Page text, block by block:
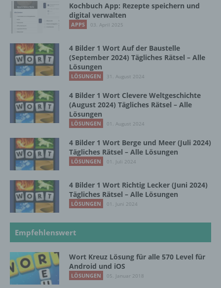
Kochbuch App: Rezepte speichern und
digital verwalten
APPS 03. April 2025
4 Bilder 1 Wort Auf der Baustelle
(September 2024) Tägliches Rätsel – Alle
Lösungen
LÖSUNGEN 31. August 2024
4 Bilder 1 Wort Clevere Weltgeschichte
(August 2024) Tägliches Rätsel – Alle
Lösungen
LÖSUNGEN 01. August 2024
4 Bilder 1 Wort Berge und Meer (Juli 2024)
Tägliches Rätsel – Alle Lösungen
LÖSUNGEN 01. Juli 2024
4 Bilder 1 Wort Richtig Lecker (Juni 2024)
Tägliches Rätsel – Alle Lösungen
LÖSUNGEN 01. Juni 2024
Empfehlenswert
Wort Kreuz Lösung für alle 570 Level für
Android und iOS
LÖSUNGEN 05. Januar 2018
betroffenen Person zugeordnet werden
können, sofern diese zusätzlichen
Informationen gesondert aufbewahrt werden
Maßnahmen unterliegen, die gewährleisten,
dass die personenbezogenen Daten nicht
einer identifizierten oder identifizierbaren
natürlichen Person zugewiesen werden.
g) Verantwortlicher oder für die Verarbeitung
Verantwortlicher
Verantwortlicher oder für die Verarbeitung
Verantwortlicher ist die natürliche oder
juristische Person, Behörde, Einrichtung
oder andere Stelle, die allein oder
gemeinsam mit anderen über die Zwecke
und Mittel der Verarbeitung von
personenbezogenen Daten entscheidet.
Sind die Zwecke und Mittel dieser
Verarbeitung durch das Unionsrecht oder
das Recht der Mitgliedstaaten vorgegeben,
so kann der Verantwortliche
beziehungsweise können die bestimmten
Kriterien seiner Benennung nach dem
Unionsrecht oder dem Recht der
Mitgliedstaaten vorgesehen werden.